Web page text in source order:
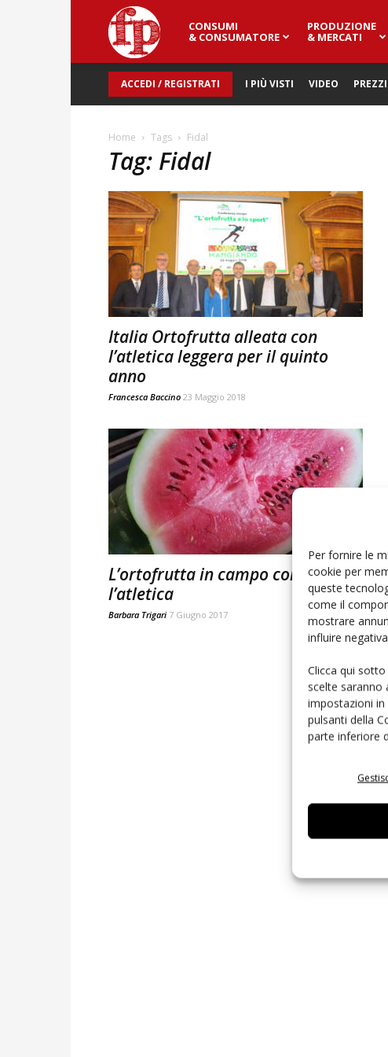
Per fornire le
cookie per
queste
come il
mostrare
influire
Clicca qui
scelte saranno
impostazioni
pulsanti della
parte inferiore
Fresh
Point
Magazine
CONSUMI
& CONSUMATORE
PRODUZIONE
& MERCATI
ACCEDI / REGISTRATI I PIÙ VISTI VIDEO
Home Tags Fidal
Tag: Fidal
Italia Ortofrutta alleata con
l’atletica leggera per il quinto
anno
Francesca Baccino 23 Maggio 2018
L’ortofrutta in campo con
l’atletica
Barbara Trigari 7 Giugno 2017